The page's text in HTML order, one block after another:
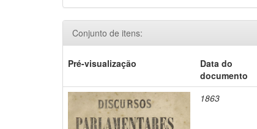
Conjunto de itens:
Pré-visualização
Data do
documento
1863